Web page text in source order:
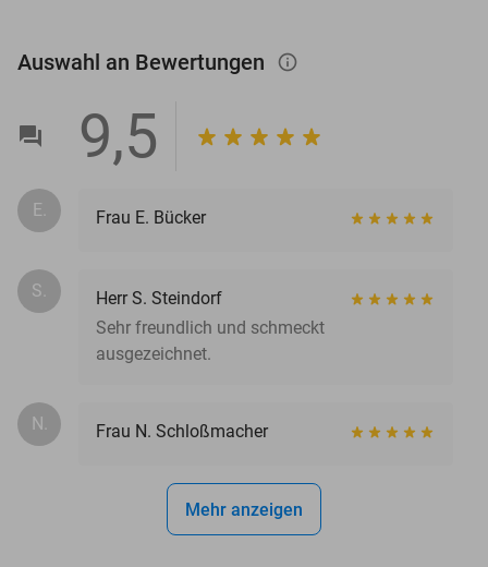
Auswahl an Bewertungen info_outlined
9,5
E. Frau E. Bücker
S.
Herr S. Steindorf
Sehr freundlich und schmeckt
ausgezeichnet.
N. Frau N. Schloßmacher
Mehr anzeigen